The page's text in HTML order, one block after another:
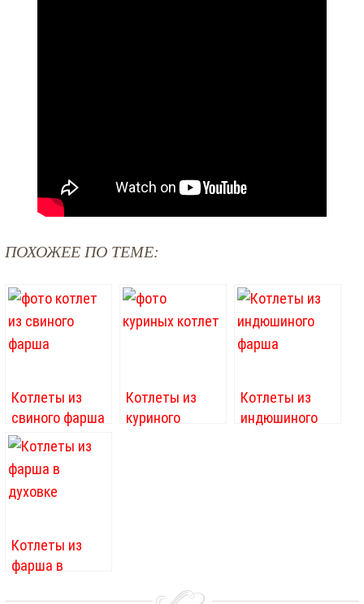
ПОХОЖЕЕ ПО ТЕМЕ:
Котлеты из
свиного фарша
– быстро,
Котлеты из
куриного
Котлеты из
индюшиного
Котлеты из
фарша в